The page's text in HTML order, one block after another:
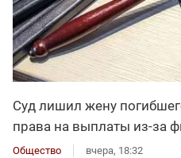
Суд лишил жену
права на выплаты из-за
Общество вчера, 18:32